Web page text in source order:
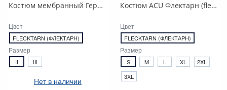
Костюм мембранный Германия.
Цвет
FLECKTARN (ФЛЕКТАРН)
Размер
II III
Нет в наличии
Костюм ACU Флектарн (flecktarn)
Цвет
FLECKTARN (ФЛЕКТАРН)
Размер
S M L XL
2XL
3XL